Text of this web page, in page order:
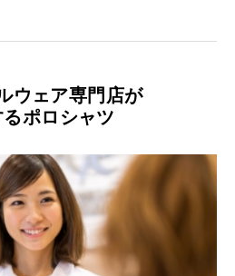
ウェア専門店が
ポロシャツ